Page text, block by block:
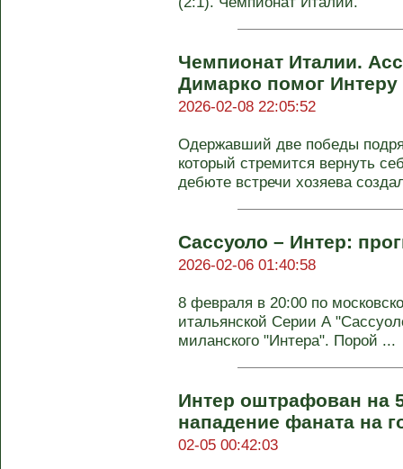
Чемпионат Италии.
Димарко помог Интеру
2026-02-08 22:05:52
Одержавший две победы
который стремится вернуть
дебюте встречи хозяева
Сассуоло – Интер:
2026-02-06 01:40:58
8 февраля в 20:00 по
итальянской Серии А
миланского "Интера". Порой ...
Интер оштрафован на
нападение фаната на
02-05 00:42:03